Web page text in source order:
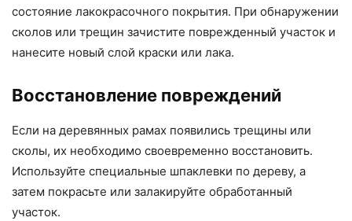
состояние лакокрасочного покрытия. При обнаружении
сколов или трещин зачистите поврежденный участок и
нанесите новый слой краски или лака.
Восстановление повреждений
Если на деревянных рамах появились трещины или
сколы, их необходимо своевременно восстановить.
Используйте специальные шпаклевки по дереву, а
затем покрасьте или залакируйте обработанный
участок.